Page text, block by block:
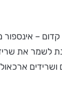
– אינספור
בשנת 1989
תת-קרקעיים